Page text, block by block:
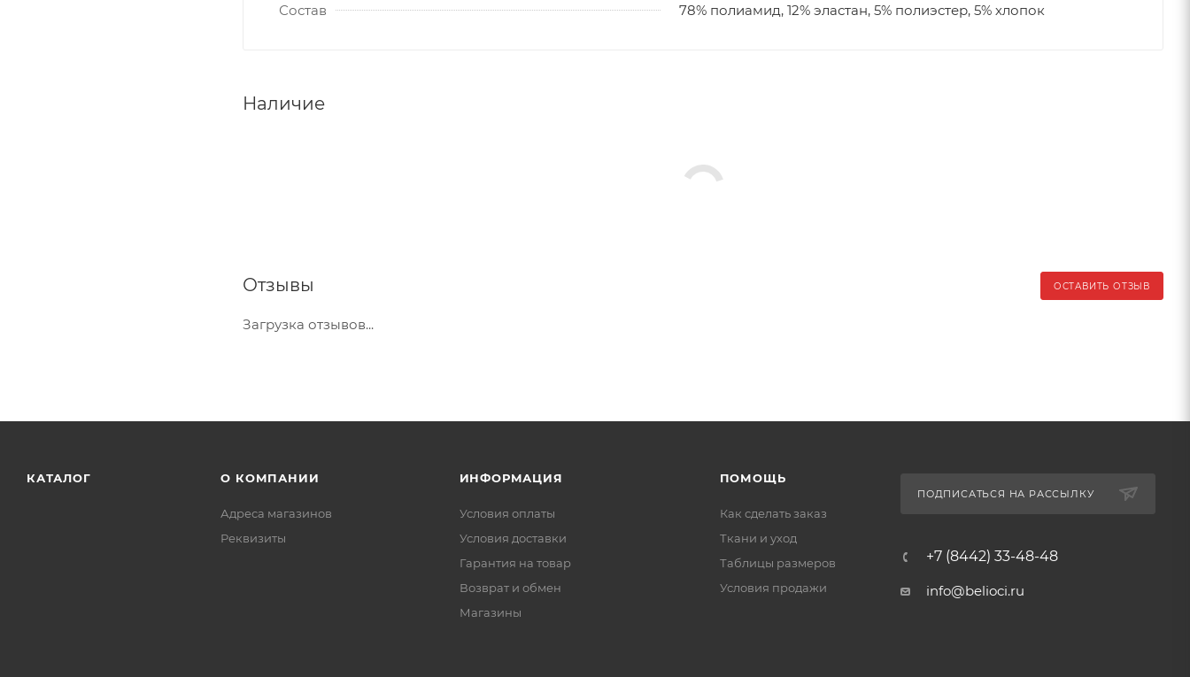
Состав
78% полиамид, 12% эластан, 5% полиэстер, 5% хлопок
Наличие
Отзывы ОСТАВИТЬ ОТЗЫВ
Загрузка отзывов...
КАТАЛОГ О КОМПАНИИ
Адреса магазинов
Реквизиты
ИНФОРМАЦИЯ
Условия оплаты
Условия доставки
Гарантия на товар
Возврат и обмен
Магазины
ПОМОЩЬ
Как сделать заказ
Ткани и уход
Таблицы размеров
Условия продажи
ПОДПИСАТЬСЯ НА РАССЫЛКУ
+7 (8442) 33-48-48
info@belioci.ru